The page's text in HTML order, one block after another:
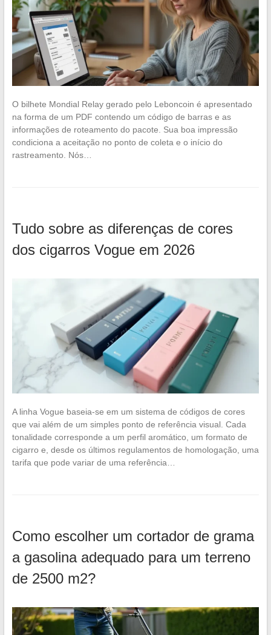
O bilhete Mondial Relay gerado pelo Leboncoin é apresentado
na forma de um PDF contendo um código de barras e as
informações de roteamento do pacote. Sua boa impressão
condiciona a aceitação no ponto de coleta e o início do
rastreamento. Nós…
Tudo sobre as diferenças de cores
dos cigarros Vogue em 2026
A linha Vogue baseia-se em um sistema de códigos de cores
que vai além de um simples ponto de referência visual. Cada
tonalidade corresponde a um perfil aromático, um formato de
cigarro e, desde os últimos regulamentos de homologação, uma
tarifa que pode variar de uma referência…
Como escolher um cortador de grama
a gasolina adequado para um terreno
de 2500 m2?